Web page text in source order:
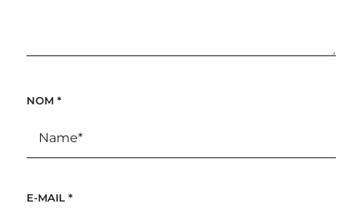
NOM *
E-MAIL *